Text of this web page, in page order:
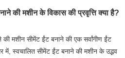
की मशीन के विकास की प्रवृत्ति क्या है?
की मशीन सीमेंट ईंट बनाने की एक सर्वांगीण ईंट
में, स्वचालित सीमेंट ईंट बनाने की मशीन के उद्भव